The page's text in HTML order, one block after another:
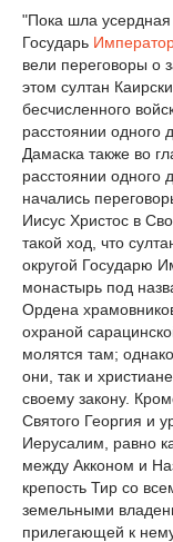
"Пока шла усердная
Государь
вели переговоры о
этом султан
бесчисленного
расстоянии одного
Дамаска также во
расстоянии одного
начались
Иисус Христос в
такой ход, что
округой Государю
монастырь под
Ордена
охраной
молятся там;
они, так и
своему закону.
Святого Георгия и
Иерусалим, равно
между Акконом и
крепость Тир со
земельными
прилегающей к